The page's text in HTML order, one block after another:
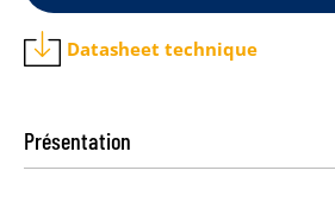
Datasheet technique
Présentation